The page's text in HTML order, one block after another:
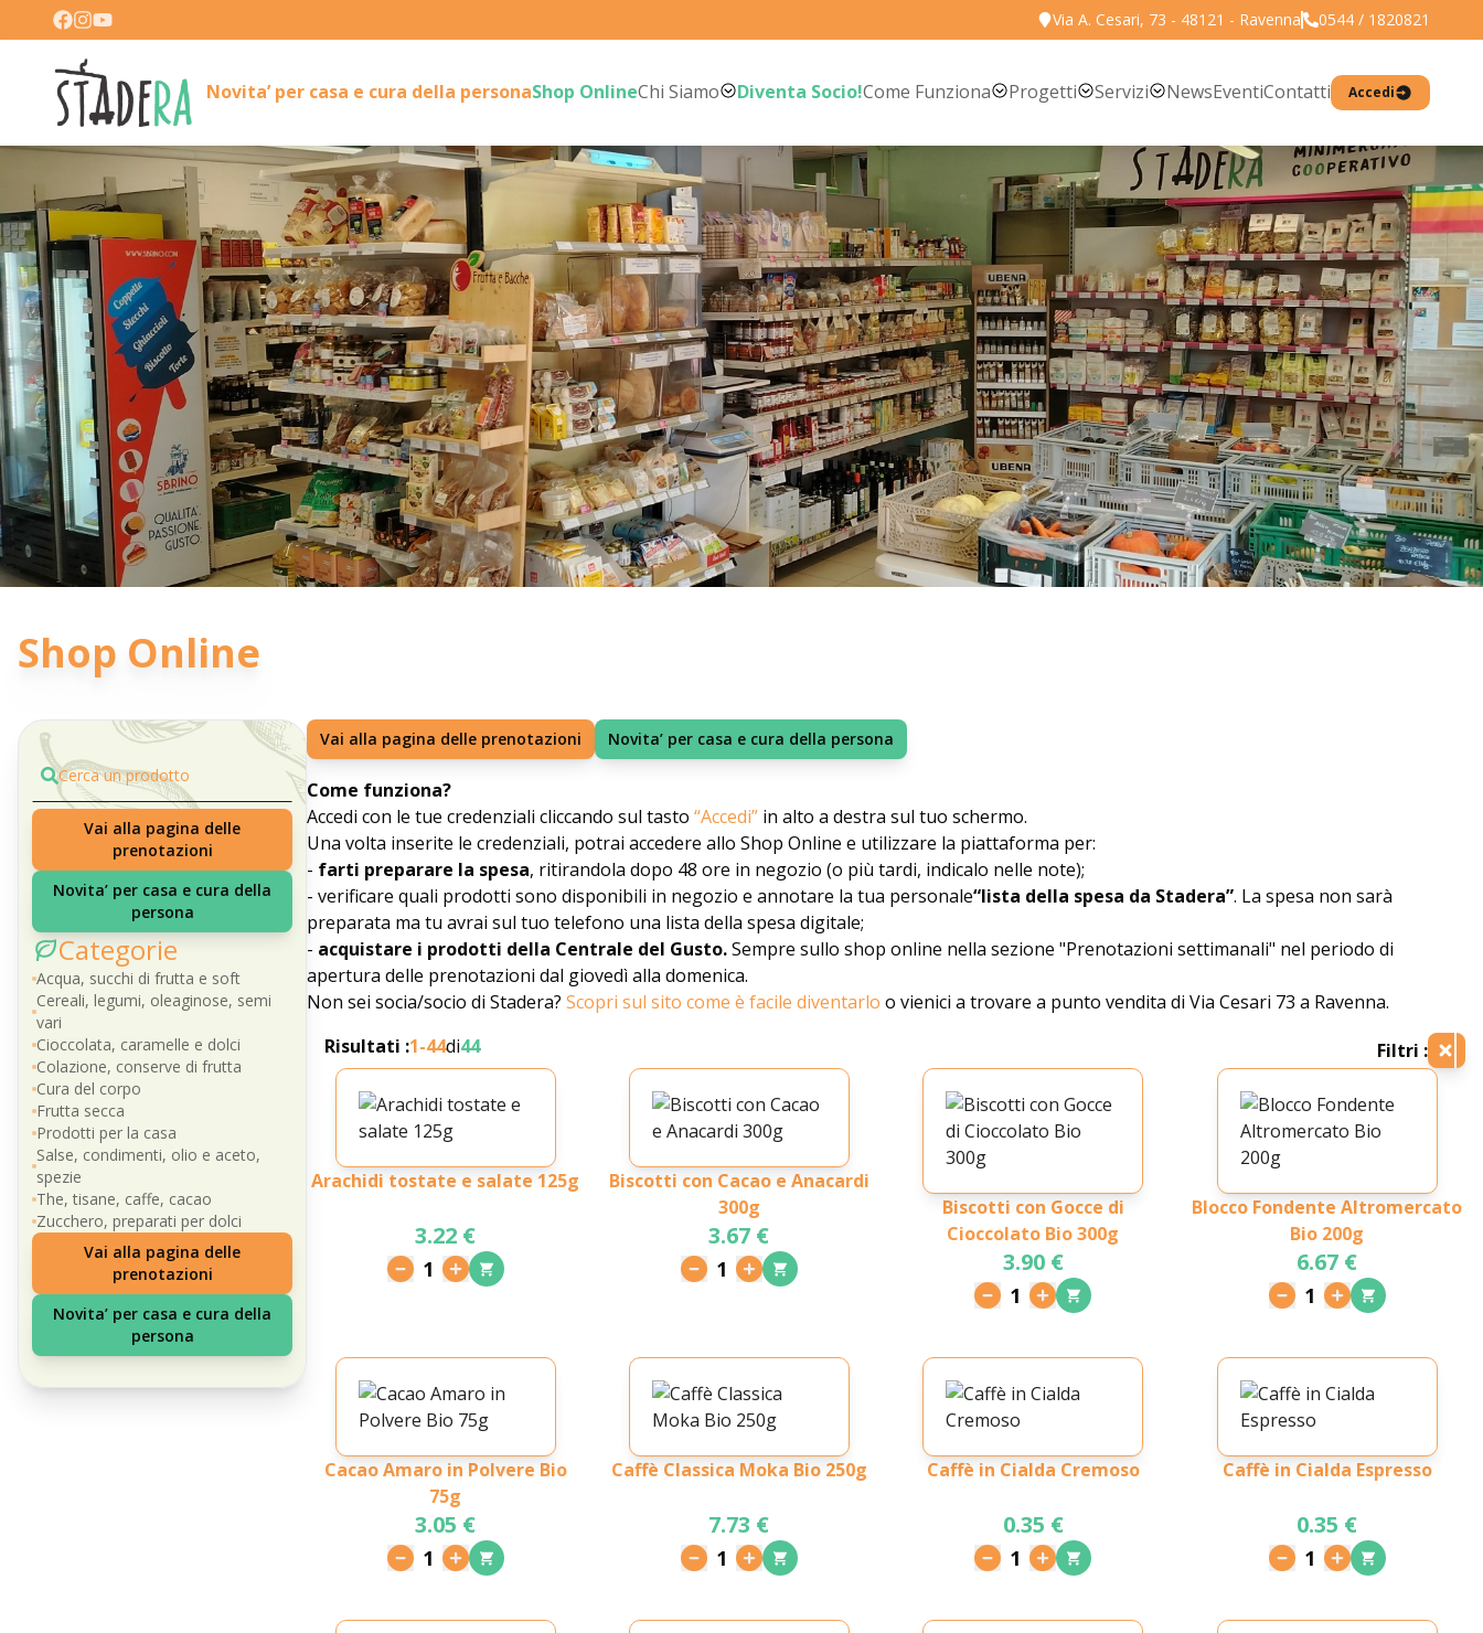
Via A. Cesari, 73 - 48121 - Ravenna 0544 / 1820821
Novita’ per casa e cura della personaShop OnlineChi Siamo Diventa Socio!Come Funziona Progetti Servizi NewsEventiContatti Accedi
Shop Online
Cerca un prodotto
Vai alla pagina delle
prenotazioni
Novita’ per casa e cura della
persona
Categorie
Acqua, succhi di frutta e soft
Cereali, legumi, oleaginose, semi
vari
Cioccolata, caramelle e dolci
Colazione, conserve di frutta
Cura del corpo
Frutta secca
Prodotti per la casa
Salse, condimenti, olio e aceto,
spezie
The, tisane, caffe, cacao
Zucchero, preparati per dolci
Vai alla pagina delle
prenotazioni
Novita’ per casa e cura della
persona
Vai alla pagina delle prenotazioni Novita’ per casa e cura della persona
Come funziona?
Accedi con le tue credenziali cliccando sul tasto “Accedi” in alto a destra sul tuo schermo.
Una volta inserite le credenziali, potrai accedere allo Shop Online e utilizzare la piattaforma per:
- farti preparare la spesa, ritirandola dopo 48 ore in negozio (o più tardi, indicalo nelle note);
- verificare quali prodotti sono disponibili in negozio e annotare la tua personale“lista della spesa da Stadera”. La spesa non sarà
preparata ma tu avrai sul tuo telefono una lista della spesa digitale;
- acquistare i prodotti della Centrale del Gusto.Sempre sullo shop online nella sezione "Prenotazioni settimanali" nel periodo di
apertura delle prenotazioni dal giovedì alla domenica.
Non sei socia/socio di Stadera? Scopri sul sito come è facile diventarlo o vienici a trovare a punto vendita di Via Cesari 73 a Ravenna.
Risultati :1-44di44 Filtri :
Arachidi tostate e salate 125g
3.22 €
1
Biscotti con Cacao e Anacardi
300g
3.67 €
1
Biscotti con Gocce di
Cioccolato Bio 300g
3.90 €
1
Blocco Fondente Altromercato
Bio 200g
6.67 €
1
Cacao Amaro in Polvere Bio
75g
3.05 €
1
Caffè Classica Moka Bio 250g
7.73 €
1
Caffè in Cialda Cremoso
0.35 €
1
Caffè in Cialda Espresso
0.35 €
1